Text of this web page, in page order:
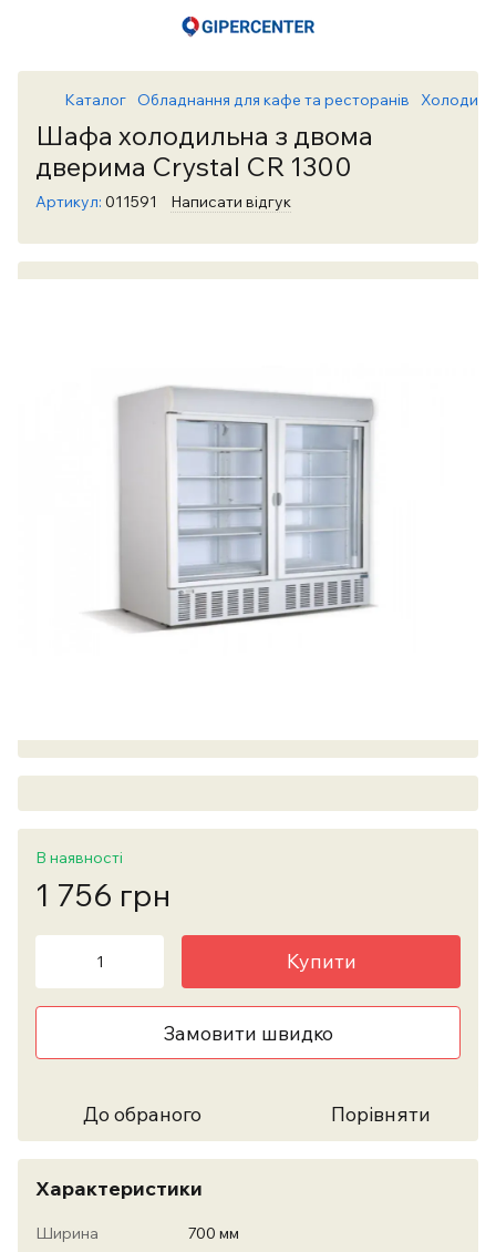
Каталог Обладнання для кафе та ресторанів
Шафа холодильна з двома
дверима Crystal CR 1300
Артикул: 011591 Написати відгук
В наявності
1 756 грн
Купити
Замовити швидко
До обраного Порівняти
Характеристики
Ширина
700 мм